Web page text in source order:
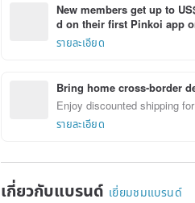
New members get up to
d on their first Pinkoi app
รายละเอียด
Bring home cross-border
Enjoy discounted shipping
รายละเอียด
เกี่ยวกับแบรนด์ เยี่ยมชมแบรนด์